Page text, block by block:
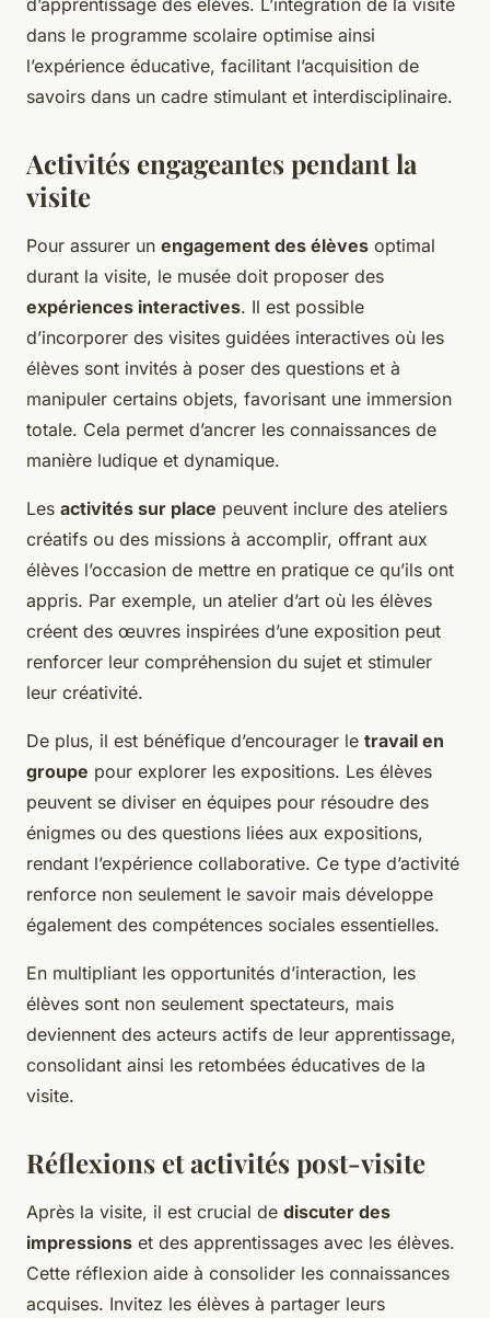
d’apprentissage des élèves. L’intégration de la visite
dans le programme scolaire optimise ainsi
l’expérience éducative, facilitant l’acquisition de
savoirs dans un cadre stimulant et interdisciplinaire.
Activités engageantes pendant la
visite
Pour assurer un engagement des élèves optimal
durant la visite, le musée doit proposer des
expériences interactives. Il est possible
d’incorporer des visites guidées interactives où les
élèves sont invités à poser des questions et à
manipuler certains objets, favorisant une immersion
totale. Cela permet d’ancrer les connaissances de
manière ludique et dynamique.
Les activités sur place peuvent inclure des ateliers
créatifs ou des missions à accomplir, offrant aux
élèves l’occasion de mettre en pratique ce qu’ils ont
appris. Par exemple, un atelier d’art où les élèves
créent des œuvres inspirées d’une exposition peut
renforcer leur compréhension du sujet et stimuler
leur créativité.
De plus, il est bénéfique d’encourager le travail en
groupe pour explorer les expositions. Les élèves
peuvent se diviser en équipes pour résoudre des
énigmes ou des questions liées aux expositions,
rendant l’expérience collaborative. Ce type d’activité
renforce non seulement le savoir mais développe
également des compétences sociales essentielles.
En multipliant les opportunités d’interaction, les
élèves sont non seulement spectateurs, mais
deviennent des acteurs actifs de leur apprentissage,
consolidant ainsi les retombées éducatives de la
visite.
Réflexions et activités post-visite
Après la visite, il est crucial de discuter des
impressions et des apprentissages avec les élèves.
Cette réflexion aide à consolider les connaissances
acquises. Invitez les élèves à partager leurs